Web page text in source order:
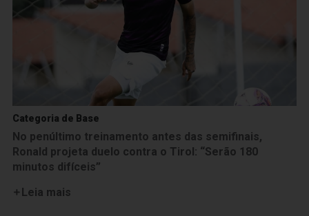
Categoria de Base
No penúltimo treinamento antes das semifinais,
Ronald projeta duelo contra o Tirol: “Serão 180
minutos difíceis”
Leia mais